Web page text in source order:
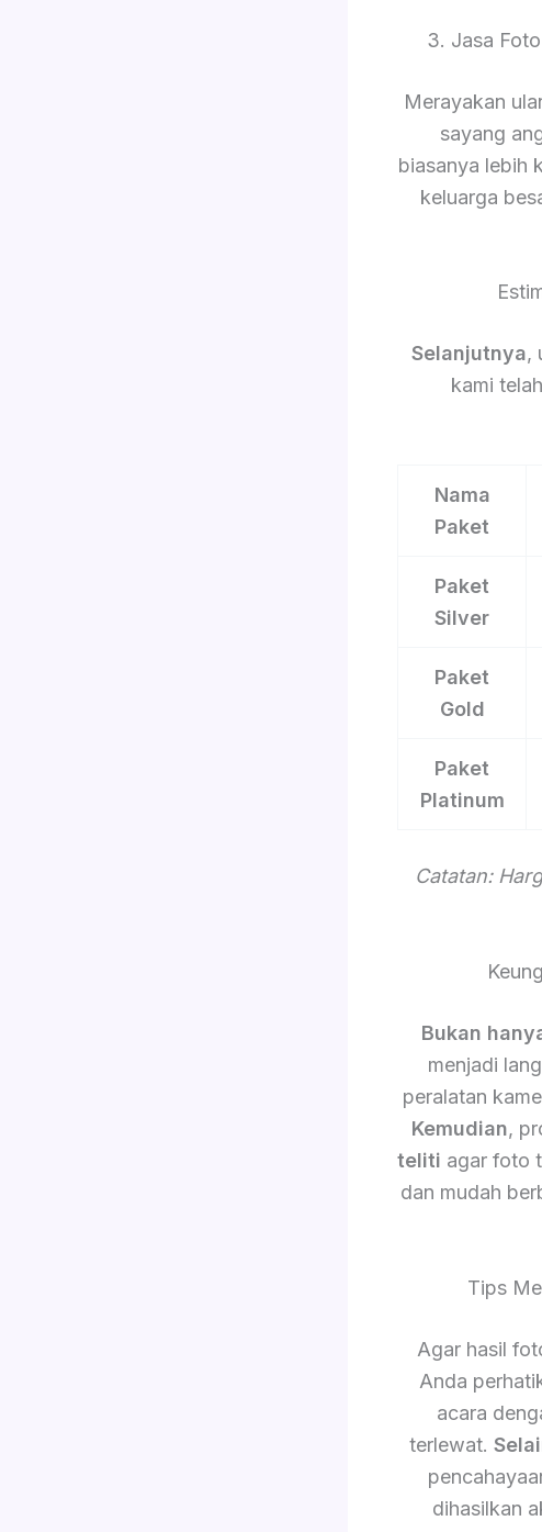
3. Jasa
Merayakan
sayang
biasanya lebih
keluarga
Selanjutnya,
kami
Nama
Paket
Paket
Silver
Paket
Gold
Paket
Platinum
Catatan:
Bukan
menjadi
peralatan
Kemudian,
teliti agar foto
dan mudah
Tips
Agar hasil
Anda
acara
terlewat.
dihasilkan